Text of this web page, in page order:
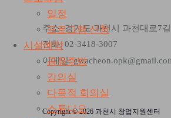
일정
프로그램 신청
시설예약
공유주방
강의실
다목적 회의실
스튜디오
주소: 경기도 과천시 과천대로7
전화: 02-3418-3007
이메일: gwacheon.opk@gmail.co
Copyright © 2026 과천시 창업지원센터